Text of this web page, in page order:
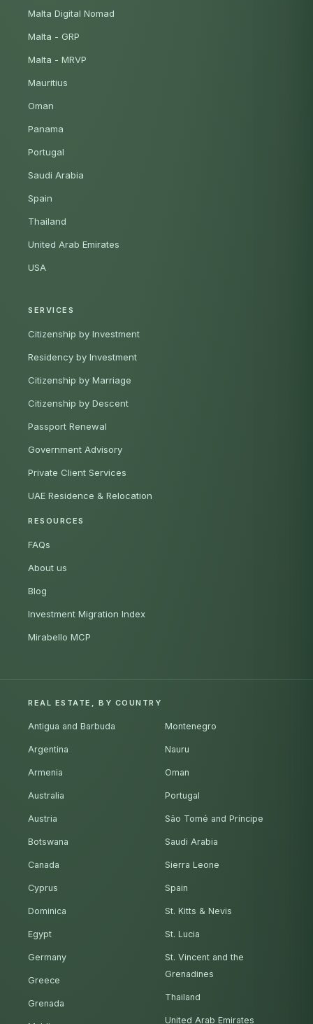
Malta Digital Nomad
Malta - GRP
Malta - MRVP
Mauritius
Oman
Panama
Portugal
Saudi Arabia
Spain
Thailand
United Arab Emirates
USA
SERVICES
Citizenship by Investment
Residency by Investment
Citizenship by Marriage
Citizenship by Descent
Passport Renewal
Government Advisory
Private Client Services
UAE Residence & Relocation
RESOURCES
FAQs
About us
Blog
Investment Migration Index
Mirabello MCP
REAL ESTATE, BY COUNTRY
Antigua and Barbuda
Argentina
Armenia
Australia
Austria
Botswana
Canada
Cyprus
Dominica
Egypt
Germany
Greece
Grenada
Montenegro
Nauru
Oman
Portugal
São Tomé and Príncipe
Saudi Arabia
Sierra Leone
Spain
St. Kitts & Nevis
St. Lucia
St. Vincent and the
Grenadines
Thailand
United Arab Emirates